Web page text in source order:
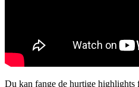
Du kan fange de hurtige highlights